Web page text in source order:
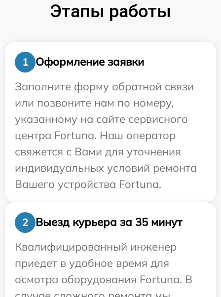
Этапы работы
1
Оформление заявки
Заполните форму обратной связи
или позвоните нам по номеру,
указанному на сайте сервисного
центра Fortuna. Наш оператор
свяжется с Вами для уточнения
индивидуальных условий ремонта
Вашего устройства Fortuna.
2
Выезд курьера за 35 минут
Квалифицированный инженер
приедет в удобное время для
осмотра оборудования Fortuna. В